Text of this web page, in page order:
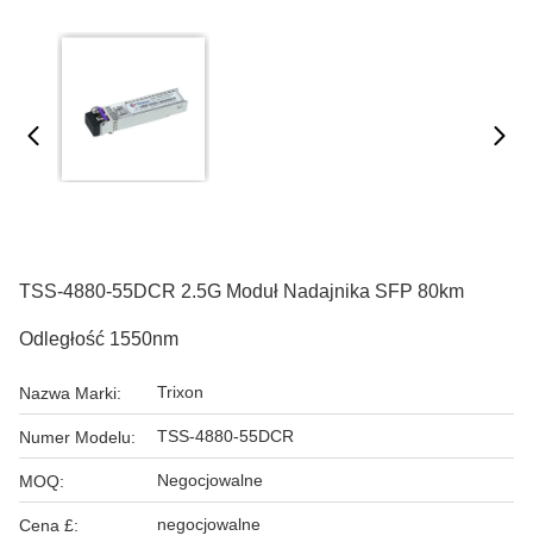
TSS-4880-55DCR 2.5G Moduł Nadajnika SFP 80km
Odległość 1550nm
Nazwa Marki: Trixon
Numer Modelu: TSS-4880-55DCR
MOQ: Negocjowalne
Cena £: negocjowalne